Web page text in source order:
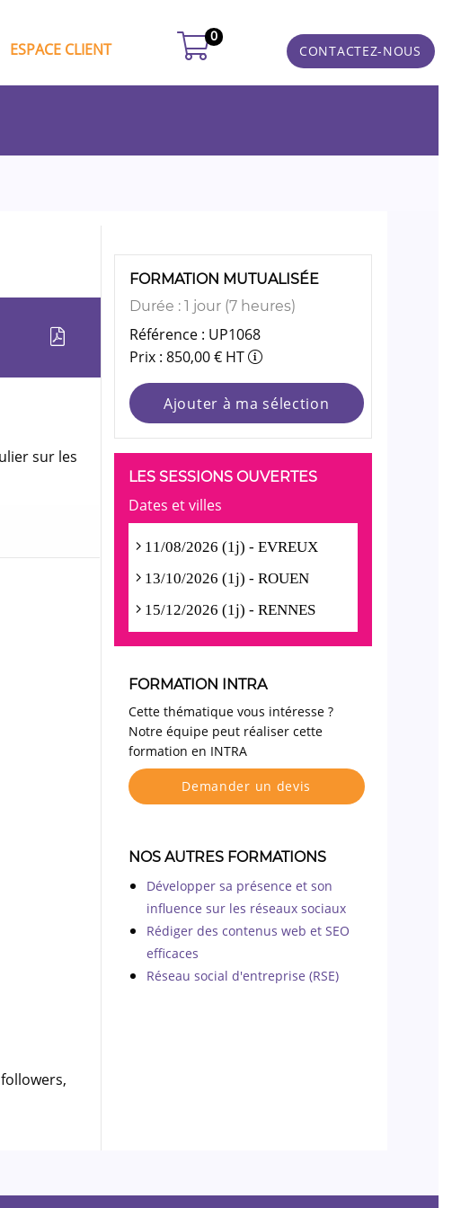
ESPACE CLIENT
0
CONTACTEZ-NOUS
FORMATION MUTUALISÉE
Durée : 1 jour (7 heures)
Référence : UP1068
Prix : 850,00 € HT
Ajouter à ma sélection
LES SESSIONS OUVERTES
Dates et villes
11/08/2026 (1j) - EVREUX
13/10/2026 (1j) - ROUEN
15/12/2026 (1j) - RENNES
FORMATION INTRA
Cette thématique vous intéresse ?
Notre équipe peut réaliser cette
formation en INTRA
Demander un devis
NOS AUTRES FORMATIONS
Développer sa présence et son
influence sur les réseaux sociaux
Rédiger des contenus web et SEO
efficaces
Réseau social d'entreprise (RSE)
sur les